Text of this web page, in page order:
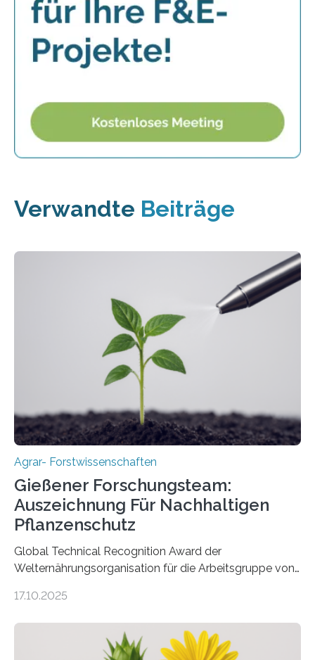
Verwandte Beiträge
Agrar- Forstwissenschaften
Gießener Forschungsteam:
Auszeichnung Für Nachhaltigen
Pflanzenschutz
Global Technical Recognition Award der
Welternährungsorganisation für die Arbeitsgruppe von
Insektenbiotechnologie der JLU Insekten spielen eine
aber Krankheiten übertragen und der Landwirtschaft
und dem Gartenbau erhebliche Schäden zufügen. Es ist
17.10.2025